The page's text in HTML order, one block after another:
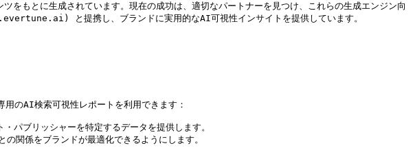
もとに生成されています。現在の成功は、適切なパートナーを見つけ、これらの生成エンジン向
と提携し、ブランドに実用的なAI可視性インサイトを提供しています。
のAI検索可視性レポートを利用できます：
ブリッシャーを特定するデータを提供します。
係をブランドが最適化できるようにします。